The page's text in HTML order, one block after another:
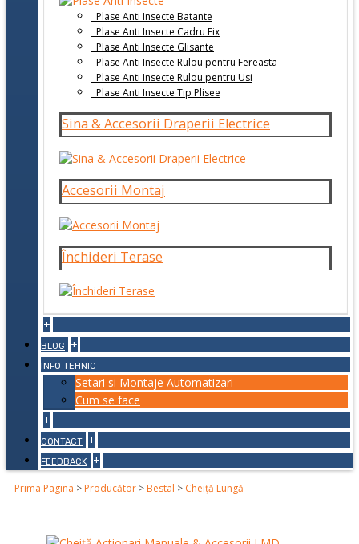
Plase Anti Insecte Batante
Plase Anti Insecte Cadru Fix
Plase Anti Insecte Glisante
Plase Anti Insecte Rulou pentru Fereasta
Plase Anti Insecte Rulou pentru Usi
Plase Anti Insecte Tip Plisee
Sina & Accesorii Draperii Electrice
Accesorii Montaj
Închideri Terase
+
BLOG +
INFO TEHNIC
Setari si Montaje Automatizari
Cum se face
+
CONTACT +
FEEDBACK +
Prima Pagina > Producător > Bestal > Cheiță Lungă